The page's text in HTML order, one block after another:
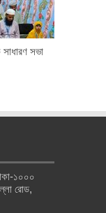
সাধারণ সভা
১০০০
রোড,